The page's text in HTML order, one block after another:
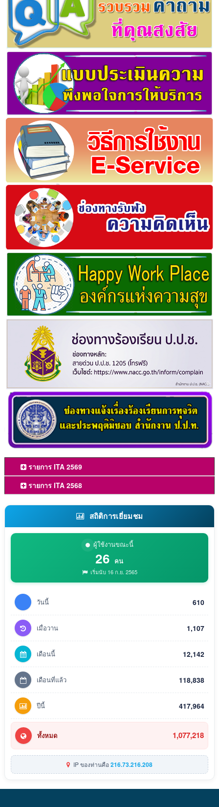
รายการ ITA 2569
รายการ ITA 2568
สถิติการเยี่ยมชม
ผู้ใช้งานขณะนี้
26 คน
เริ่มนับ 16 ก.ย. 2565
วันนี้ 610
เมื่อวาน 1,107
เดือนนี้ 12,142
เดือนที่แล้ว 118,838
ปีนี้ 417,964
ทั้งหมด 1,077,218
IP ของท่านคือ216.73.216.208